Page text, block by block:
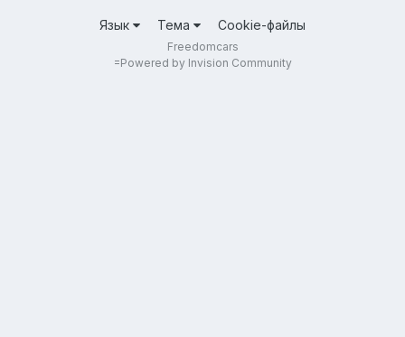
Язык Тема Cookie-файлы
Freedomcars
=Powered by Invision Community